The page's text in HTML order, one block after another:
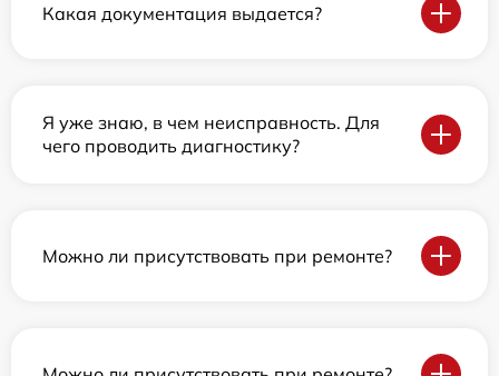
Какая документация выдается?
Я уже знаю, в чем неисправность. Для
чего проводить диагностику?
Можно ли присутствовать при ремонте?